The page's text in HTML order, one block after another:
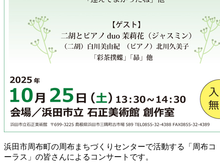
浜田市周布町の周布まちづくりセンターで活動する「周布コ
ーラス」の皆さんによるコンサートです。